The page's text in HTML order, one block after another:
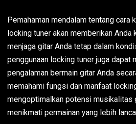
Pemahaman mendalam tentang cara
locking tuner akan memberikan Anda
menjaga gitar Anda tetap dalam
penggunaan locking tuner juga dapat
pengalaman bermain gitar Anda
memahami fungsi dan manfaat
mengoptimalkan potensi musikalitas
menikmati permainan yang lebih